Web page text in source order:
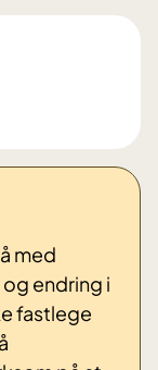
med
endring i
fastlege